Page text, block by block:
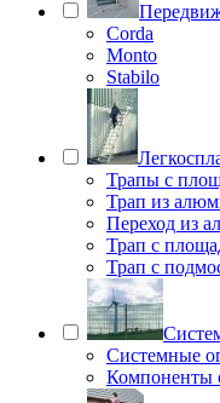
Corda
Monto
Stabilo
Трапы с
Трап из
Переход из
Трап с
Трап с
Системные
Компоненты